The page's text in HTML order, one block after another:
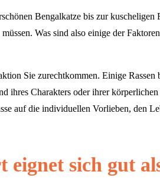
Bengalkatze bis zur kuscheligen
Was sind also einige der
Sie zurechtkommen. Einige Rassen
ihres Charakters oder ihrer
auf die individuellen Vorlieben, den
sich gut